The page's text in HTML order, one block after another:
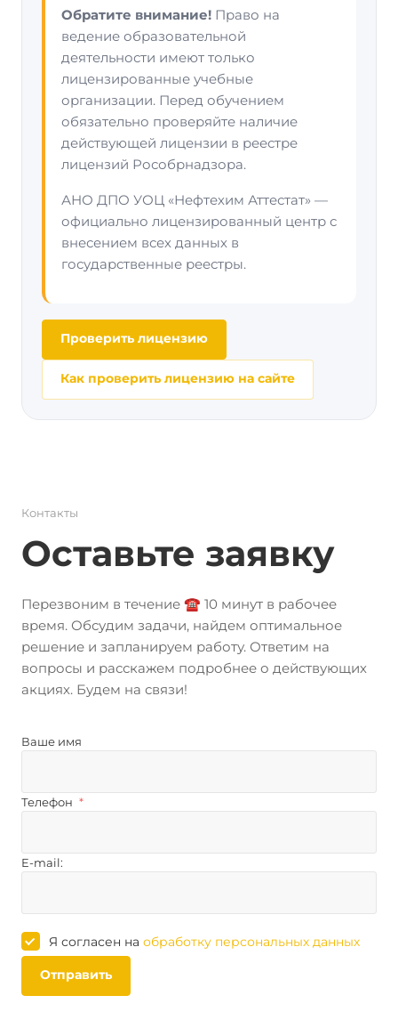
Обратите внимание! Право на
ведение образовательной
деятельности имеют только
лицензированные учебные
организации. Перед обучением
обязательно проверяйте наличие
действующей лицензии в реестре
лицензий Рособрнадзора.
АНО ДПО УОЦ «Нефтехим Аттестат» —
официально лицензированный центр с
внесением всех данных в
государственные реестры.
Проверить лицензию
Как проверить лицензию на сайте
Контакты
Оставьте заявку
Перезвоним в течение ☎️ 10 минут в рабочее
время. Обсудим задачи, найдем оптимальное
решение и запланируем работу. Ответим на
вопросы и расскажем подробнее о действующих
акциях. Будем на связи!
Ваше имя
Телефон *
E-mail:
Я согласен на обработку персональных данных
Отправить